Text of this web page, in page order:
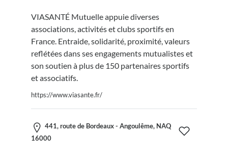
VIASANTÉ Mutuelle appuie diverses
associations, activités et clubs sportifs en
France. Entraide, solidarité, proximité, valeurs
reflétées dans ses engagements mutualistes et
son soutien à plus de 150 partenaires sportifs
et associatifs.
https://www.viasante.fr/
441, route de Bordeaux - Angoulême, NAQ
16000